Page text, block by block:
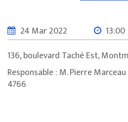
24 Mar 2022
13:00
136, boulevard Taché Est,
Responsable : M. Pierre
4766